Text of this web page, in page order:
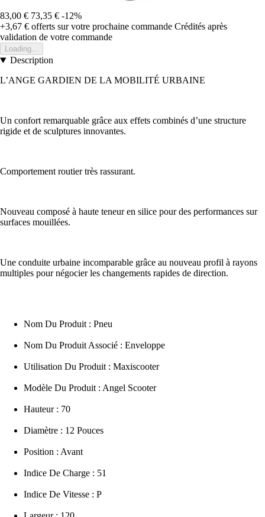
83,00 € 73,35 € -12%
+3,67 € offerts sur votre prochaine commande Crédités après
validation de votre commande
Loading...
Description
L’ANGE GARDIEN DE LA MOBILITÉ URBAINE
Un confort remarquable grâce aux effets combinés d’une structure
rigide et de sculptures innovantes.
Comportement routier très rassurant.
Nouveau composé à haute teneur en silice pour des performances sur
surfaces mouillées.
Une conduite urbaine incomparable grâce au nouveau profil à rayons
multiples pour négocier les changements rapides de direction.
Nom Du Produit : Pneu
Nom Du Produit Associé : Enveloppe
Utilisation Du Produit : Maxiscooter
Modèle Du Produit : Angel Scooter
Hauteur : 70
Diamètre : 12 Pouces
Position : Avant
Indice De Charge : 51
Indice De Vitesse : P